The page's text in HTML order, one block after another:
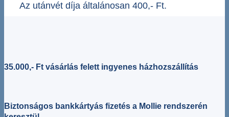
Az utánvét díja általánosan 400,- Ft.
35.000,- Ft vásárlás felett ingyenes házhozszállítás
Biztonságos bankkártyás fizetés a Mollie rendszerén